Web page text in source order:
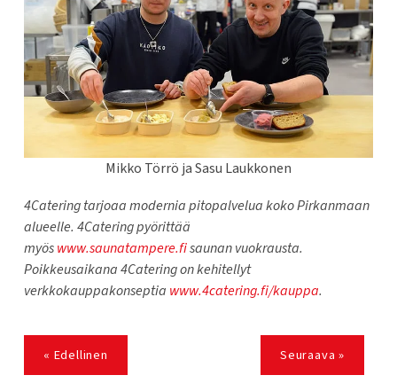
Mikko Törrö ja Sasu Laukkonen
4Catering tarjoaa modernia pitopalvelua koko Pirkanmaan
alueelle. 4Catering pyörittää
myöswww.saunatampere.fisaunan vuokrausta.
Poikkeusaikana 4Catering on kehitellyt
verkkokauppakonseptia www.4catering.fi/kauppa.
« Edellinen Seuraava »